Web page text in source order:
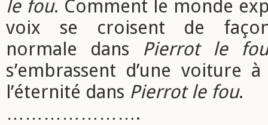
le fou. Comment le monde
voix se croisent de
normale dans Pierrot le fou
s’embrassent d’une voiture
l’éternité dans Pierrot le fou.
………………….